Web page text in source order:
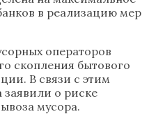
в реализацию мер
операторов
скопления бытового
В связи с этим
заявили о риске
мусора.